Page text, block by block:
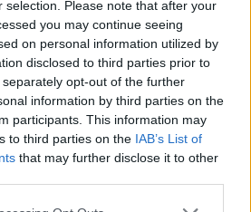
selection. Please note that after your
you may continue seeing
on personal information utilized by
disclosed to third parties prior to
opt-out of the further
information by third parties on the
participants. This information may
to third parties on the IAB’s List of
that may further disclose it to other
app uses one or more Google
eléctricas, la iluminación
es otro aspecto
instalaciones deben ser
para garantizar un espacio
Según la AMC, es importante
y un 15% del presupuesto
que las reformas suelen